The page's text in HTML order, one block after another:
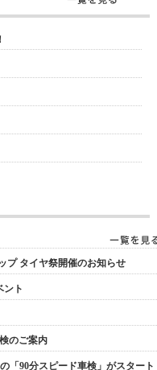
プ タイヤ祭開催のお知らせ
ント
のご案内
「90分スピード車検」がスタート